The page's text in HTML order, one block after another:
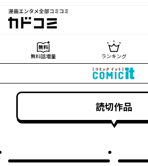
漫画エンタメ全部コミコミ
カドコミ
無料話増量 ランキング
読切作品